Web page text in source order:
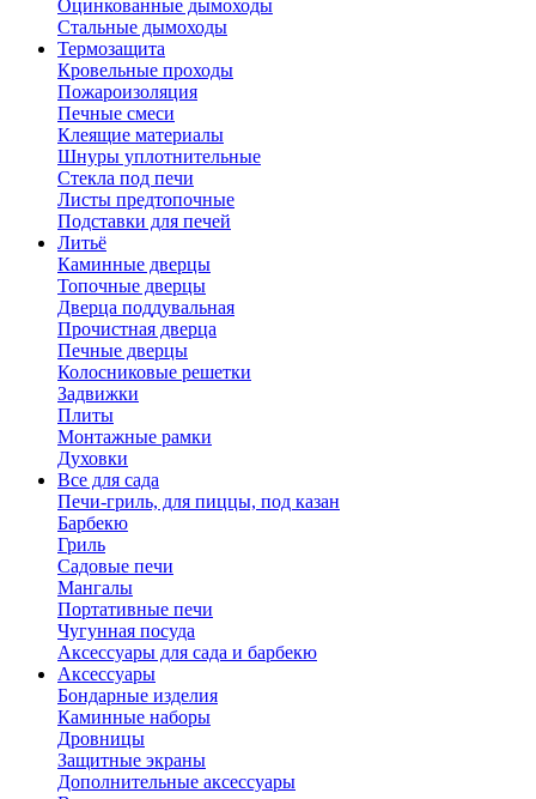
Оцинкованные дымоходы
Стальные дымоходы
Термозащита
Кровельные проходы
Пожароизоляция
Печные смеси
Клеящие материалы
Шнуры уплотнительные
Стекла под печи
Листы предтопочные
Подставки для печей
Литьё
Каминные дверцы
Топочные дверцы
Дверца поддувальная
Прочистная дверца
Печные дверцы
Колосниковые решетки
Задвижки
Плиты
Монтажные рамки
Духовки
Все для сада
Печи-гриль, для пиццы, под казан
Барбекю
Гриль
Садовые печи
Мангалы
Портативные печи
Чугунная посуда
Аксессуары для сада и барбекю
Аксессуары
Бондарные изделия
Каминные наборы
Дровницы
Защитные экраны
Дополнительные аксессуары